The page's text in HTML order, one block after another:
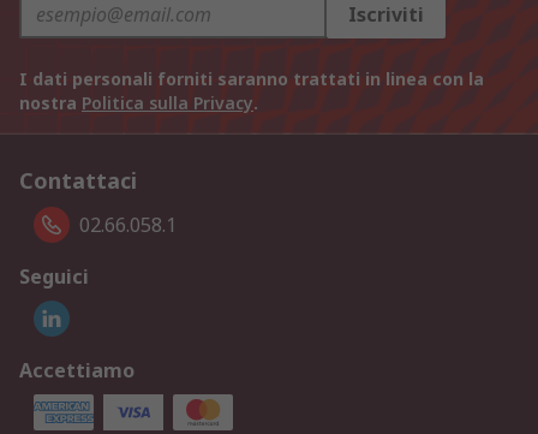
Iscriviti
I dati personali forniti saranno trattati in linea con la
nostra Politica sulla Privacy.
Contattaci
02.66.058.1
Seguici
Accettiamo